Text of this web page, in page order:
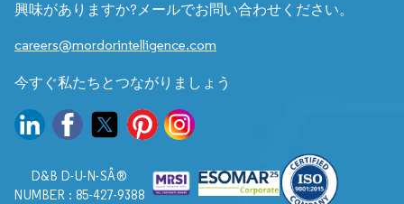
興味がありますか?メールでお問い合わせください。
careers@mordorintelligence.com
今すぐ私たちとつながりましょう
D&B D-U-N-SÂ®
NUMBER : 85-427-9388